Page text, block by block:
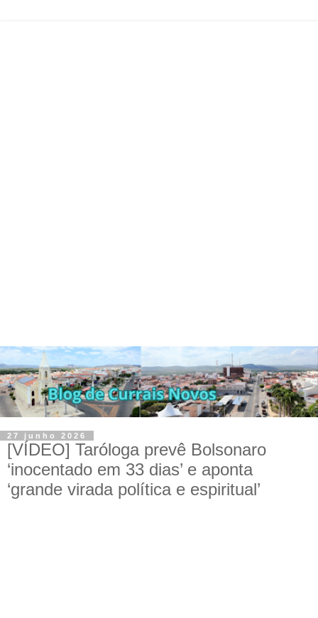
27 junho 2026
[VÍDEO] Taróloga prevê Bolsonaro
‘inocentado em 33 dias’ e aponta
‘grande virada política e espiritual’